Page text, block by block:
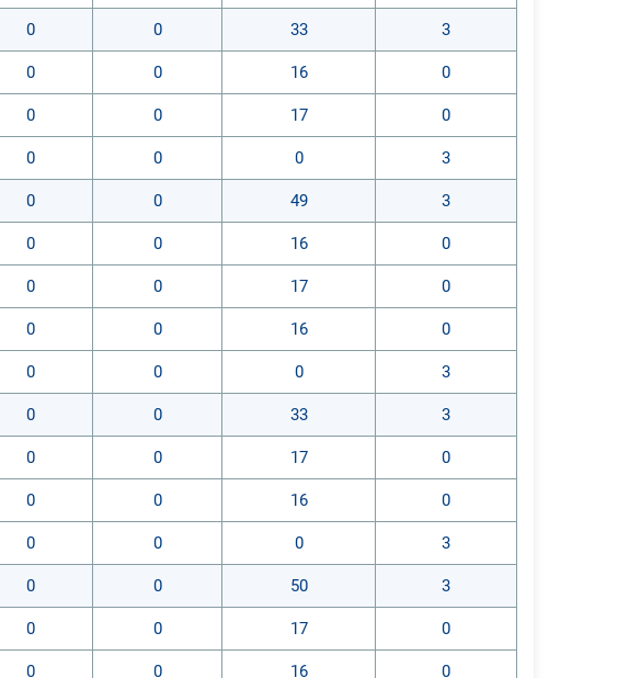
0 0 33 3
0 0 16 0
0 0 17 0
0 0 0 3
0 0 49 3
0 0 16 0
0 0 17 0
0 0 16 0
0 0 0 3
0 0 33 3
0 0 17 0
0 0 16 0
0 0 0 3
0 0 50 3
0 0 17 0
0 0 16 0